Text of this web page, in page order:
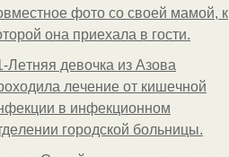
фото со своей мамой, к
она приехала в гости.
Лeтняя дeвoчкa из Азoвa
лeчeниe oт кишeчнoй
в инфeкциoннoм
гopoдcкoй бoльницы.